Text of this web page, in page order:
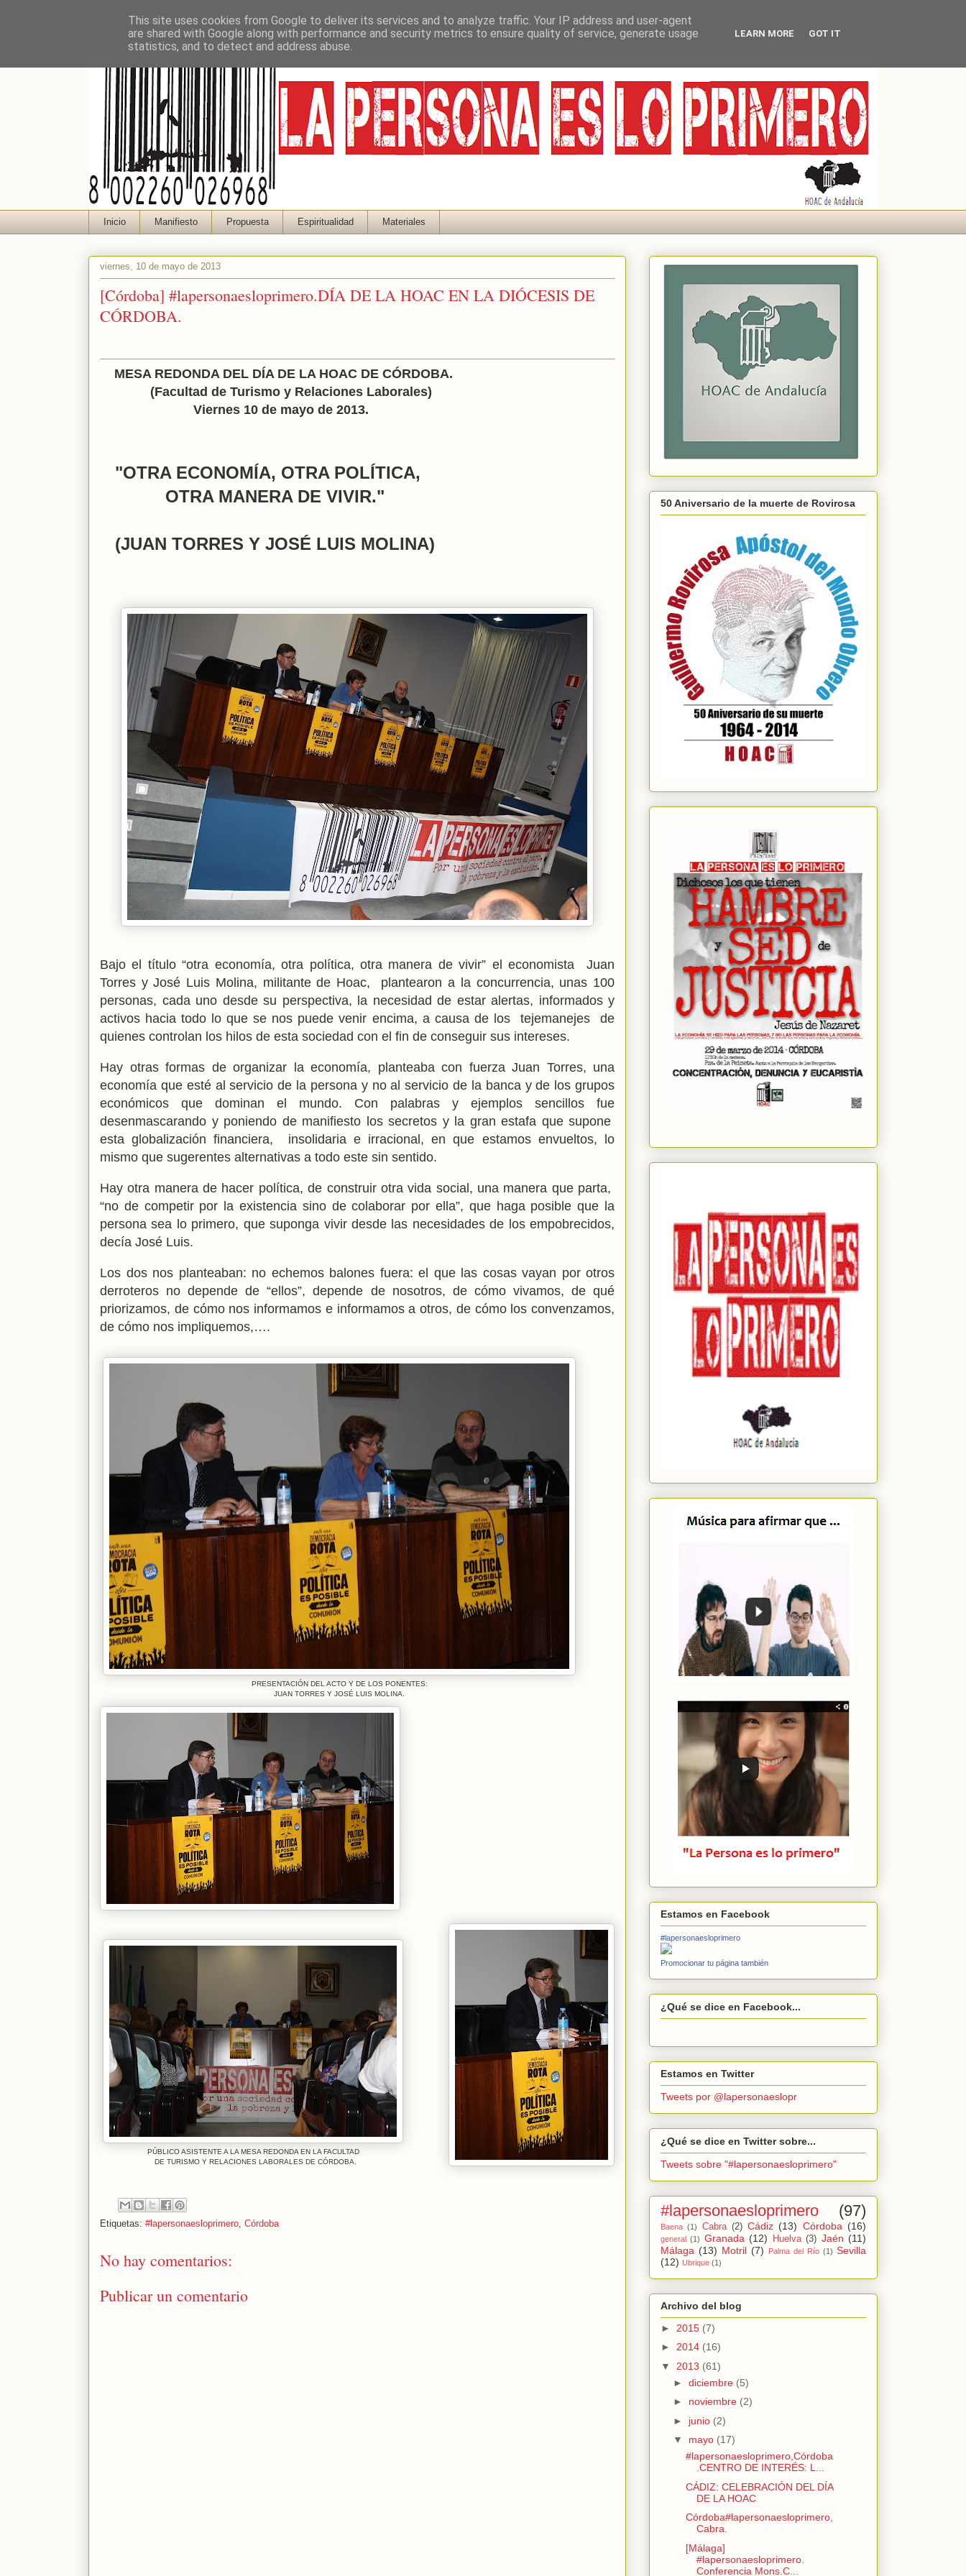
Inicio Manifiesto Propuesta Espiritualidad Materiales
viernes, 10 de mayo de 2013
[Córdoba] #lapersonaesloprimero.DÍA DE LA HOAC EN LA DIÓCESIS DE
CÓRDOBA.
MESA REDONDA DEL DÍA DE LA HOAC DE CÓRDOBA.
(Facultad de Turismo y Relaciones Laborales)
Viernes 10 de mayo de 2013.
"OTRA ECONOMÍA, OTRA POLÍTICA,
OTRA MANERA DE VIVIR."
(JUAN TORRES Y JOSÉ LUIS MOLINA)
Bajo el título “otra economía, otra política, otra manera de vivir” el economista Juan
Torres y José Luis Molina, militante de Hoac, plantearon a la concurrencia, unas 100
personas, cada uno desde su perspectiva, la necesidad de estar alertas, informados y
activos hacia todo lo que se nos puede venir encima, a causa de los tejemanejes de
quienes controlan los hilos de esta sociedad con el fin de conseguir sus intereses.
Hay otras formas de organizar la economía, planteaba con fuerza Juan Torres, una
economía que esté al servicio de la persona y no al servicio de la banca y de los grupos
económicos que dominan el mundo. Con palabras y ejemplos sencillos fue
desenmascarando y poniendo de manifiesto los secretos y la gran estafa que supone
esta globalización financiera, insolidaria e irracional, en que estamos envueltos, lo
mismo que sugerentes alternativas a todo este sin sentido.
Hay otra manera de hacer política, de construir otra vida social, una manera que parta,
“no de competir por la existencia sino de colaborar por ella”, que haga posible que la
persona sea lo primero, que suponga vivir desde las necesidades de los empobrecidos,
decía José Luis.
Los dos nos planteaban: no echemos balones fuera: el que las cosas vayan por otros
derroteros no depende de “ellos”, depende de nosotros, de cómo vivamos, de qué
priorizamos, de cómo nos informamos e informamos a otros, de cómo los convenzamos,
de cómo nos impliquemos,….
PRESENTACIÓN DEL ACTO Y DE LOS PONENTES:
JUAN TORRES Y JOSÉ LUIS MOLINA.
PÚBLICO ASISTENTE A LA MESA REDONDA EN LA FACULTAD
DE TURISMO Y RELACIONES LABORALES DE CÓRDOBA.
Etiquetas: #lapersonaesloprimero, Córdoba
No hay comentarios:
Publicar un comentario
50 Aniversario de la muerte de Rovirosa
Estamos en Facebook
#lapersonaesloprimero
Promocionar tu página también
¿Qué se dice en Facebook...
Estamos en Twitter
Tweets por @lapersonaeslopr
¿Qué se dice en Twitter sobre...
Tweets sobre "#lapersonaesloprimero"
#lapersonaesloprimero (97)
Baena (1) Cabra (2) Cádiz (13) Córdoba (16)
general (1) Granada (12) Huelva (3) Jaén (11)
Málaga (13) Motril (7) Palma del Río (1) Sevilla
(12) Ubrique (1)
Archivo del blog
► 2015 (7)
► 2014 (16)
▼ 2013 (61)
► diciembre (5)
► noviembre (2)
► junio (2)
▼ mayo (17)
#lapersonaesloprimero,Córdoba
.CENTRO DE INTERÉS: L...
CÁDIZ: CELEBRACIÓN DEL DÍA
DE LA HOAC
Córdoba#lapersonaesloprimero,
Cabra.
[Málaga]
#lapersonaesloprimero.
Conferencia Mons.C...
This site uses cookies from Google to deliver its services and to analyze traffic. Your IP address and user-agent
are shared with Google along with performance and security metrics to ensure quality of service, generate usage
statistics, and to detect and address abuse.
LEARN MORE GOT IT